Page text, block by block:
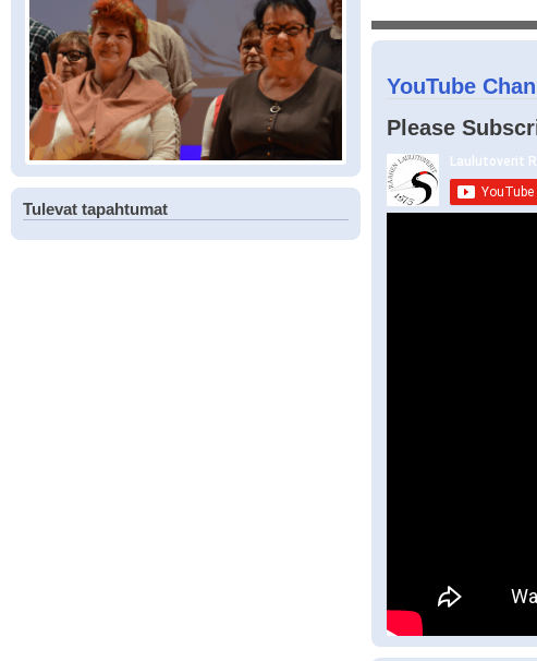
YouTube
Please
Tulevat tapahtumat